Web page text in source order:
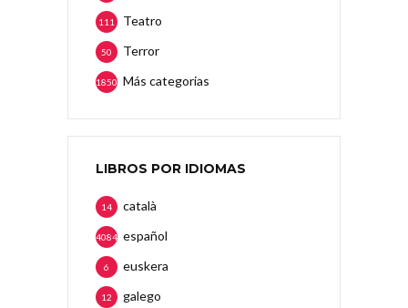
Teatro
111
Terror
50
Más categorias
1850
LIBROS POR IDIOMAS
català
14
español
4084
euskera
6
galego
12